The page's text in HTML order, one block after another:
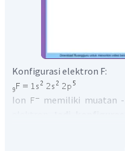
Konfigurasi elektron F:
Ion
memiliki muatan